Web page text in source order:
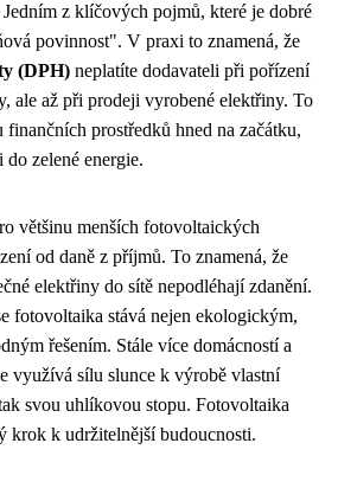
z klíčových pojmů, které je dobré
povinnost". V praxi to znamená, že
(DPH) neplatíte dodavateli při pořízení
ale až při prodeji vyrobené elektřiny. To
finančních prostředků hned na začátku,
zelené energie.
většinu menších fotovoltaických
od daně z příjmů. To znamená, že
elektřiny do sítě nepodléhají zdanění.
fotovoltaika stává nejen ekologickým,
řešením. Stále více domácností a
využívá sílu slunce k výrobě vlastní
svou uhlíkovou stopu. Fotovoltaika
krok k udržitelnější budoucnosti.